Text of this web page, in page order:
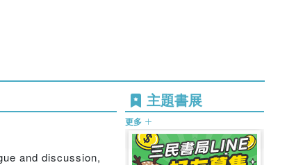
and discussion,
主題書展
更多